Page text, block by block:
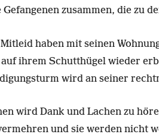
zusammen, die zu
haben mit seinen
ihrem Schutthügel wieder
wird an seiner
wird Dank und Lachen zu
und sie werden nicht